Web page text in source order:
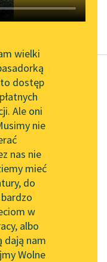
brak utworu
Wolnych Lektur
dla piszących i
PMH
Wolnych Lektur
wielki
dostęp
Ale oni
nie
nas nie
mieć
do
w
albo
dają nam
Wolne
Sienkiewicz
tom
Oleńki,
i ty z nogi na
jak
więcej